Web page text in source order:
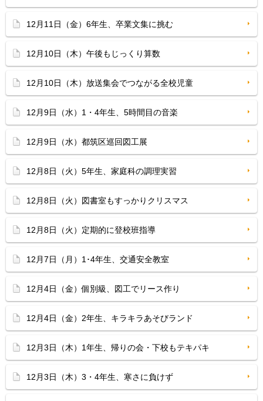
12月11日（金）6年生、卒業文集に挑む
12月10日（木）午後もじっくり算数
12月10日（木）放送集会でつながる全校児童
12月9日（水）1・4年生、5時間目の音楽
12月9日（水）都筑区巡回図工展
12月8日（火）5年生、家庭科の調理実習
12月8日（火）図書室もすっかりクリスマス
12月8日（火）定期的に登校班指導
12月7日（月）1･4年生、交通安全教室
12月4日（金）個別級、図工でリース作り
12月4日（金）2年生、キラキラあそびランド
12月3日（木）1年生、帰りの会・下校もテキパキ
12月3日（木）3・4年生、寒さに負けず